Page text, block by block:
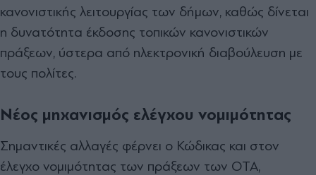
κανονιστικής λειτουργίας των δήμων, καθώς δίνεται
η δυνατότητα έκδοσης τοπικών κανονιστικών
πράξεων, ύστερα από ηλεκτρονική διαβούλευση με
τους πολίτες.
Νέος μηχανισμός ελέγχου νομιμότητας
Σημαντικές αλλαγές φέρνει ο Κώδικας και στον
έλεγχο νομιμότητας των πράξεων των ΟΤΑ,